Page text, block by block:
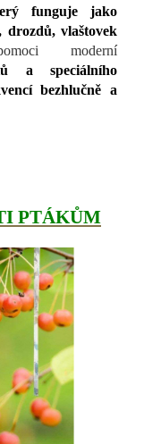
funguje jako
drozdů, vlaštovek
moderní
a speciálního
bezhlučně a
PTÁKŮM